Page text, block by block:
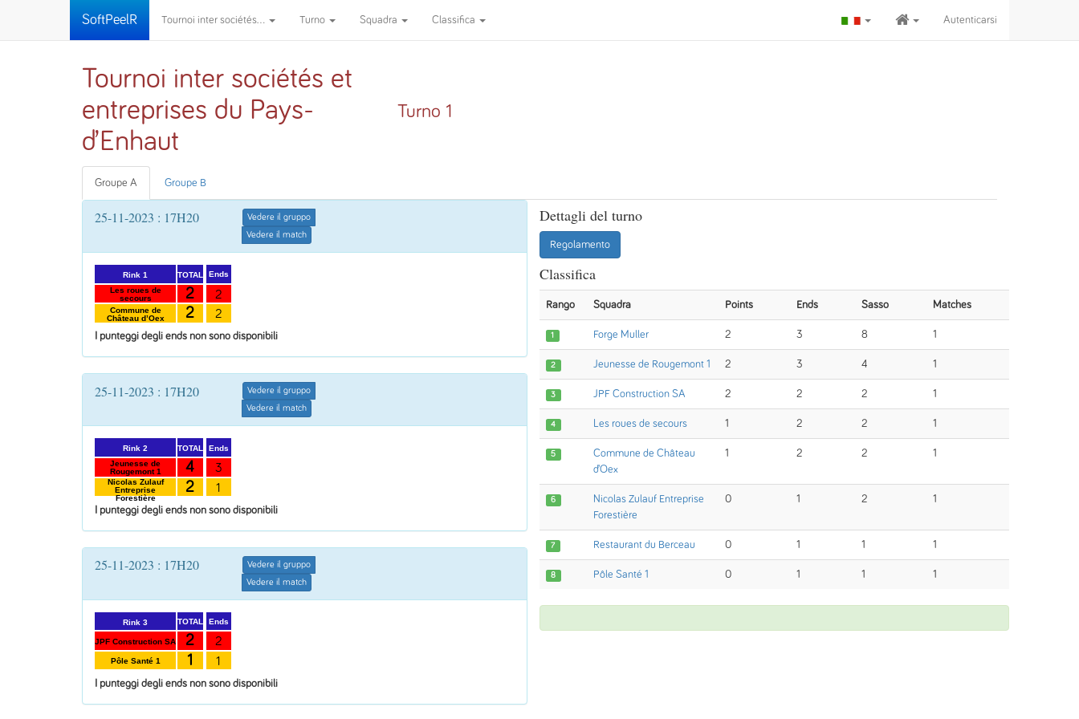
SoftPeelR Tournoi inter sociétés... Turno Squadra Classifica Autenticarsi
Tournoi inter sociétés et
entreprises du Pays-
d’Enhaut
Turno 1
Groupe A Groupe B
25-11-2023 : 17H20
Vedere il gruppo
Vedere il match
Rink 1
Les roues de
secours
Commune de
Château d’Oex
TOTAL
2
2
Ends
2
2
I punteggi degli ends non sono disponibili
25-11-2023 : 17H20
Vedere il gruppo
Vedere il match
Rink 2
Jeunesse de
Rougemont 1
Nicolas Zulauf
Entreprise
Forestière
TOTAL
4
2
Ends
3
1
I punteggi degli ends non sono disponibili
25-11-2023 : 17H20
Vedere il gruppo
Vedere il match
Rink 3
JPF Construction SA
Pôle Santé 1
TOTAL
2
1
Ends
2
1
I punteggi degli ends non sono disponibili
Dettagli del turno
Regolamento
Classifica
Rango Squadra Points Ends Sasso Matches
1 Forge Muller 2 3 8 1
2 Jeunesse de Rougemont 1 2 3 4 1
3 JPF Construction SA 2 2 2 1
4 Les roues de secours 1 2 2 1
5
Commune de Château
d’Oex
1 2 2 1
6
Nicolas Zulauf Entreprise
Forestière
0 1 2 1
7 Restaurant du Berceau 0 1 1 1
8 Pôle Santé 1 0 1 1 1